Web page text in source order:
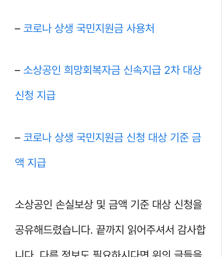
– 코로나 상생 국민지원금 사용처
– 소상공인 희망회복자금 신속지급 2차 대상
신청 지급
– 코로나 상생 국민지원금 신청 대상 기준 금
액 지급
소상공인 손실보상 및 금액 기준 대상 신청을
공유해드렸습니다. 끝까지 읽어주셔서 감사합